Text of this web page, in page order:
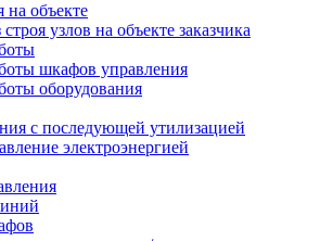
на объекте
узлов на объекте заказчика
шкафов управления
оборудования
с последующей утилизацией
электроэнергией